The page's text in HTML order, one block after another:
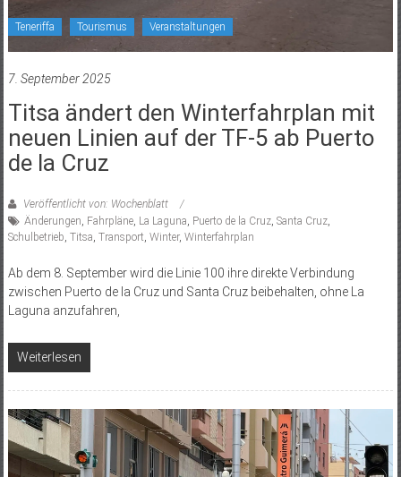
Teneriffa Tourismus Veranstaltungen
7. September 2025
Titsa ändert den Winterfahrplan mit
neuen Linien auf der TF-5 ab Puerto
de la Cruz
Veröffentlicht von: Wochenblatt
Änderungen, Fahrpläne, La Laguna, Puerto de la Cruz, Santa Cruz,
Schulbetrieb, Titsa, Transport, Winter, Winterfahrplan
Ab dem 8. September wird die Linie 100 ihre direkte Verbindung
zwischen Puerto de la Cruz und Santa Cruz beibehalten, ohne La
Laguna anzufahren,
Weiterlesen